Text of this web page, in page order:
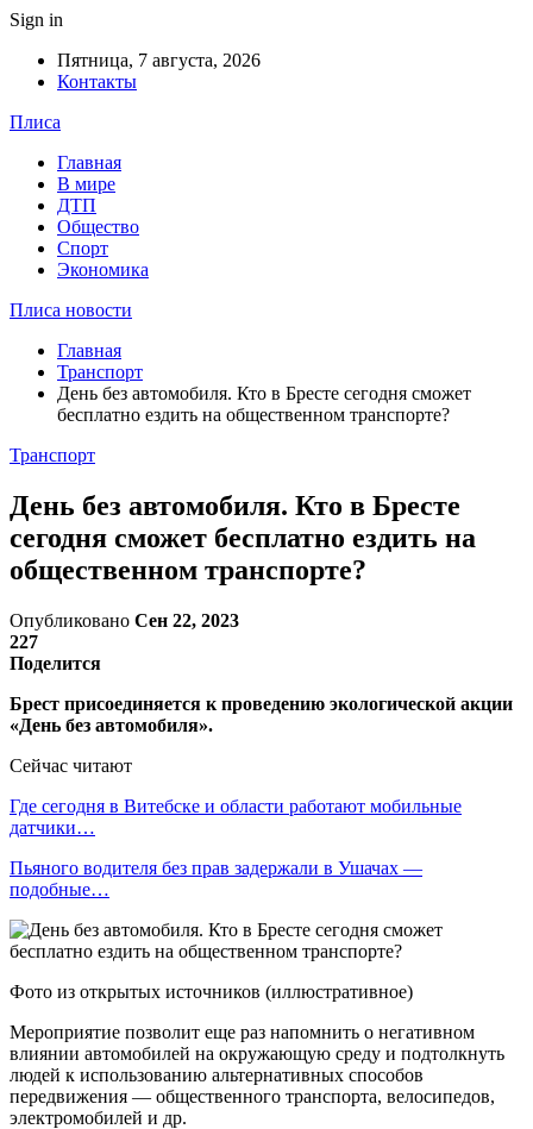
Sign in
Пятница, 7 августа, 2026
Контакты
Плиса
Главная
В мире
ДТП
Общество
Спорт
Экономика
Плиса новости
Главная
Транспорт
День без автомобиля. Кто в Бресте сегодня сможет
бесплатно ездить на общественном транспорте?
Транспорт
День без автомобиля. Кто в Бресте
сегодня сможет бесплатно ездить на
общественном транспорте?
Опубликовано Сен 22, 2023
227
Поделится
Брест присоединяется к проведению экологической акции
«День без автомобиля».
Сейчас читают
Где сегодня в Витебске и области работают мобильные
датчики…
Пьяного водителя без прав задержали в Ушачах —
подобные…
Фото из открытых источников (иллюстративное)
Мероприятие позволит еще раз напомнить о негативном
влиянии автомобилей на окружающую среду и подтолкнуть
людей к использованию альтернативных способов
передвижения — общественного транспорта, велосипедов,
электромобилей и др.